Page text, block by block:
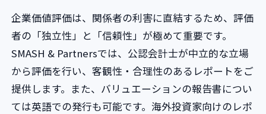
企業価値評価は、関係者の利害に直結するため、評価
者の「独立性」と「信頼性」が極めて重要です。
SMASH & Partnersでは、公認会計士が中立的な立場
から評価を行い、客観性・合理性のあるレポートをご
提供します。また、バリュエーションの報告書につい
ては英語での発行も可能です。海外投資家向けのレポ